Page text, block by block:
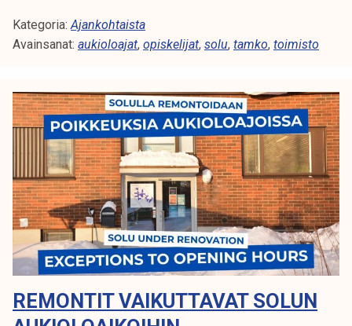
2
0
3
.
l
u
l
j
e
t
t
u
n
a
v
i
i
k
Kategoria: Ajankohtaista
Avainsanat: aukioloajat, opiskelijat, solu, tamko, toimisto
REMONTIT VAIKUTTAVAT SOLUN